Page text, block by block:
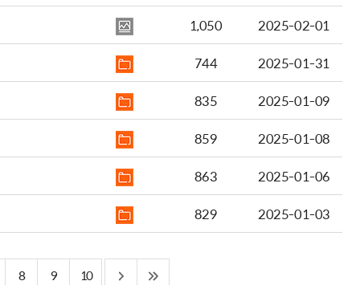
1,050
2025-02-01
744
2025-01-31
835
2025-01-09
859
2025-01-08
863
2025-01-06
829
2025-01-03
8 9 10